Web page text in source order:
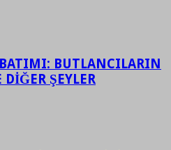
BUTLANCILARIN
ŞEYLER